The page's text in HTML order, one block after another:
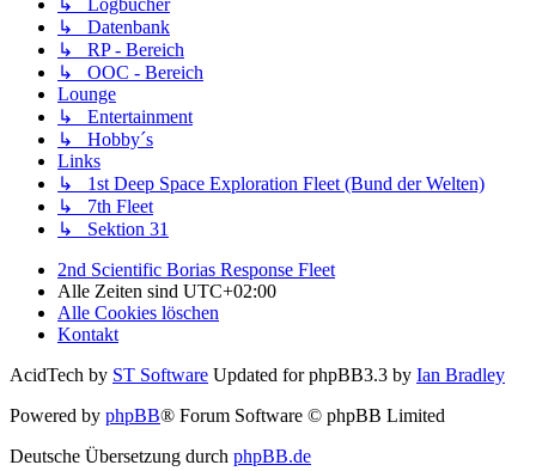
↳ Logbücher
↳ Datenbank
↳ RP - Bereich
↳ OOC - Bereich
Lounge
↳ Entertainment
↳ Hobby´s
Links
↳ 1st Deep Space Exploration Fleet (Bund der Welten)
↳ 7th Fleet
↳ Sektion 31
2nd Scientific Borias Response Fleet
Alle Zeiten sind UTC+02:00
Alle Cookies löschen
Kontakt
AcidTech by ST Software Updated for phpBB3.3 by Ian Bradley
Powered by phpBB® Forum Software © phpBB Limited
Deutsche Übersetzung durch phpBB.de